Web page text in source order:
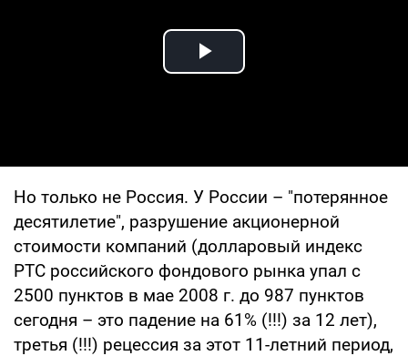
Play Video
Но только не Россия. У России – "потерянное
десятилетие", разрушение акционерной
стоимости компаний (долларовый индекс
РТС российского фондового рынка упал с
2500 пунктов в мае 2008 г. до 987 пунктов
сегодня – это падение на 61% (!!!) за 12 лет),
третья (!!!) рецессия за этот 11-летний период,